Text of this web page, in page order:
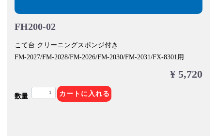
FH200-02
こて台 クリーニングスポンジ付き
FM-2027/FM-2028/FM-2026/FM-2030/FM-2031/FX-8301用
¥ 5,720
数量 カートに入れる